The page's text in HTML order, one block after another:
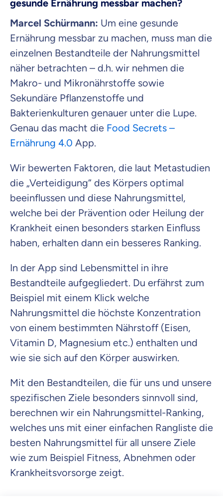
gesunde Ernährung messbar machen?
Marcel Schürmann: Um eine gesunde
Ernährung messbar zu machen, muss man die
einzelnen Bestandteile der Nahrungsmittel
näher betrachten – d.h. wir nehmen die
Makro- und Mikronährstoffe sowie
Sekundäre Pflanzenstoffe und
Bakterienkulturen genauer unter die Lupe.
Genau das macht die Food Secrets –
Ernährung 4.0 App.
Wir bewerten Faktoren, die laut Metastudien
die „Verteidigung“ des Körpers optimal
beeinflussen und diese Nahrungsmittel,
welche bei der Prävention oder Heilung der
Krankheit einen besonders starken Einfluss
haben, erhalten dann ein besseres Ranking.
In der App sind Lebensmittel in ihre
Bestandteile aufgegliedert. Du erfährst zum
Beispiel mit einem Klick welche
Nahrungsmittel die höchste Konzentration
von einem bestimmten Nährstoff (Eisen,
Vitamin D, Magnesium etc.) enthalten und
wie sie sich auf den Körper auswirken.
Mit den Bestandteilen, die für uns und unsere
spezifischen Ziele besonders sinnvoll sind,
berechnen wir ein Nahrungsmittel-Ranking,
welches uns mit einer einfachen Rangliste die
besten Nahrungsmittel für all unsere Ziele
wie zum Beispiel Fitness, Abnehmen oder
Krankheitsvorsorge zeigt.